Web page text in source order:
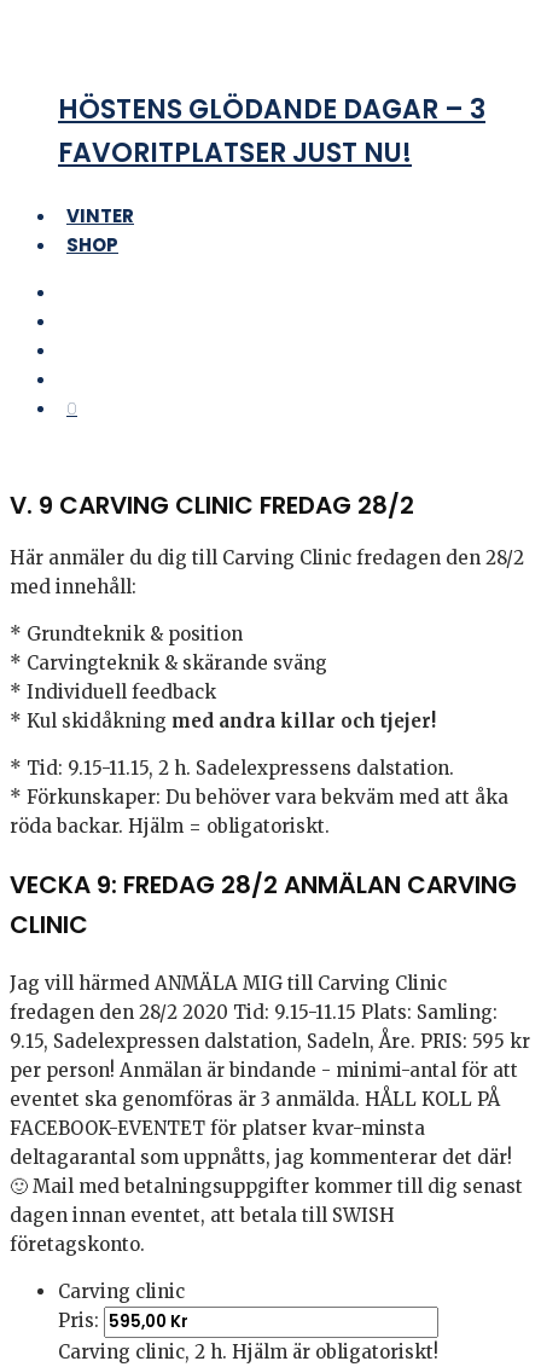
HÖSTENS GLÖDANDE DAGAR – 3
FAVORITPLATSER JUST NU!
VINTER
SHOP
0
V. 9 CARVING CLINIC FREDAG 28/2
Här anmäler du dig till Carving Clinic fredagen den 28/2
med innehåll:
* Grundteknik & position
* Carvingteknik & skärande sväng
* Individuell feedback
* Kul skidåkning med andra killar och tjejer!
* Tid: 9.15-11.15, 2 h. Sadelexpressens dalstation.
* Förkunskaper: Du behöver vara bekväm med att åka
röda backar. Hjälm = obligatoriskt.
VECKA 9: FREDAG 28/2 ANMÄLAN CARVING
CLINIC
Jag vill härmed ANMÄLA MIG till Carving Clinic
fredagen den 28/2 2020 Tid: 9.15-11.15 Plats: Samling:
9.15, Sadelexpressen dalstation, Sadeln, Åre. PRIS: 595 kr
per person! Anmälan är bindande - minimi-antal för att
eventet ska genomföras är 3 anmälda. HÅLL KOLL PÅ
FACEBOOK-EVENTET för platser kvar-minsta
deltagarantal som uppnåtts, jag kommenterar det där!
🙂 Mail med betalningsuppgifter kommer till dig senast
dagen innan eventet, att betala till SWISH
företagskonto.
Carving clinic
Pris:
Carving clinic, 2 h. Hjälm är obligatoriskt!